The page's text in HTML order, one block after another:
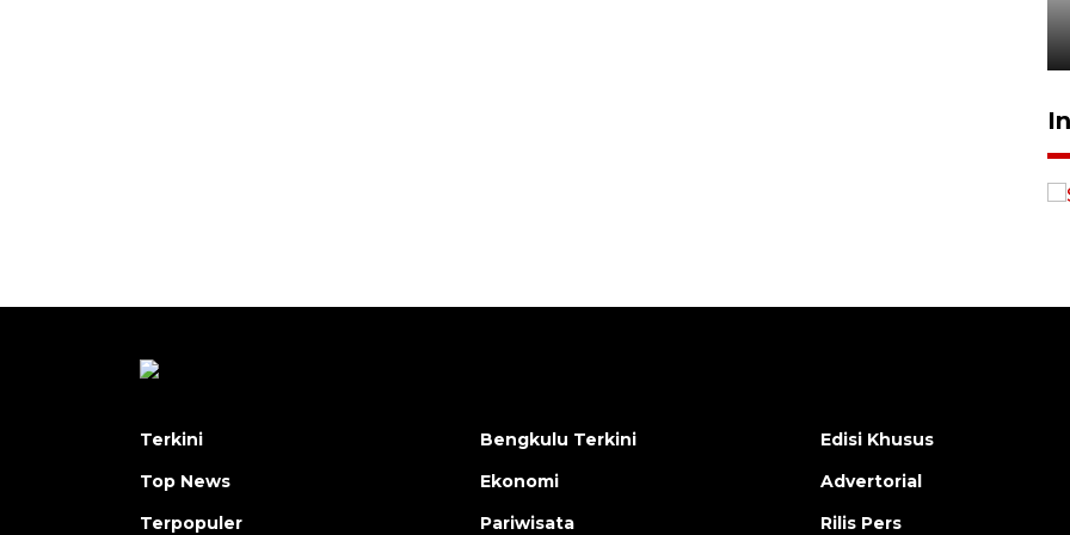
Terkini
Top News
Terpopuler
Bengkulu Terkini
Ekonomi
Pariwisata
Edisi Khusus
Advertorial
Rilis Pers